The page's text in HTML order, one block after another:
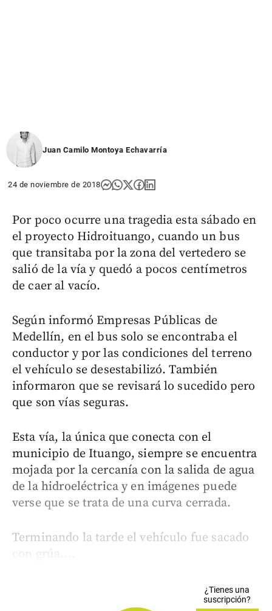
Juan Camilo Montoya Echavarría
24 de noviembre de 2018
Por poco ocurre una tragedia esta sábado en
el proyecto Hidroituango, cuando un bus
que transitaba por la zona del vertedero se
salió de la vía y quedó a pocos centímetros
de caer al vacío.
Según informó Empresas Públicas de
Medellín, en el bus solo se encontraba el
conductor y por las condiciones del terreno
el vehículo se desestabilizó. También
informaron que se revisará lo sucedido pero
que son vías seguras.
Esta vía, la única que conecta con el
municipio de Ituango, siempre se encuentra
mojada por la cercanía con la salida de agua
de la hidroeléctrica y en imágenes puede
verse que se trata de una curva cerrada.
Terminando la tarde el vehículo fue sacado
con grúa....
¿Tienes una
suscripción?